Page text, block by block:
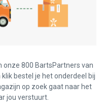
onze 800 BartsPartners van
bestel je het onderdeel bij
op zoek gaat naar het
jou verstuurt.